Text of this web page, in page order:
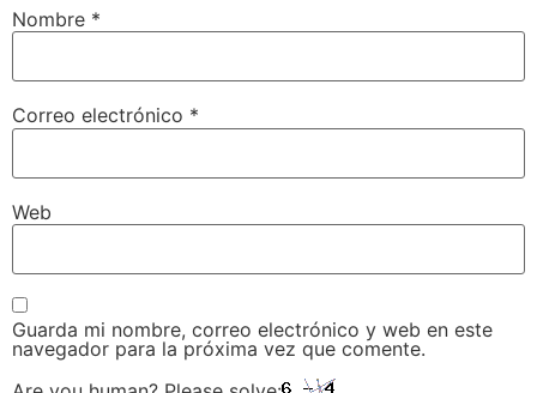
Nombre *
Correo electrónico *
Web
Guarda mi nombre, correo electrónico y web en este
navegador para la próxima vez que comente.